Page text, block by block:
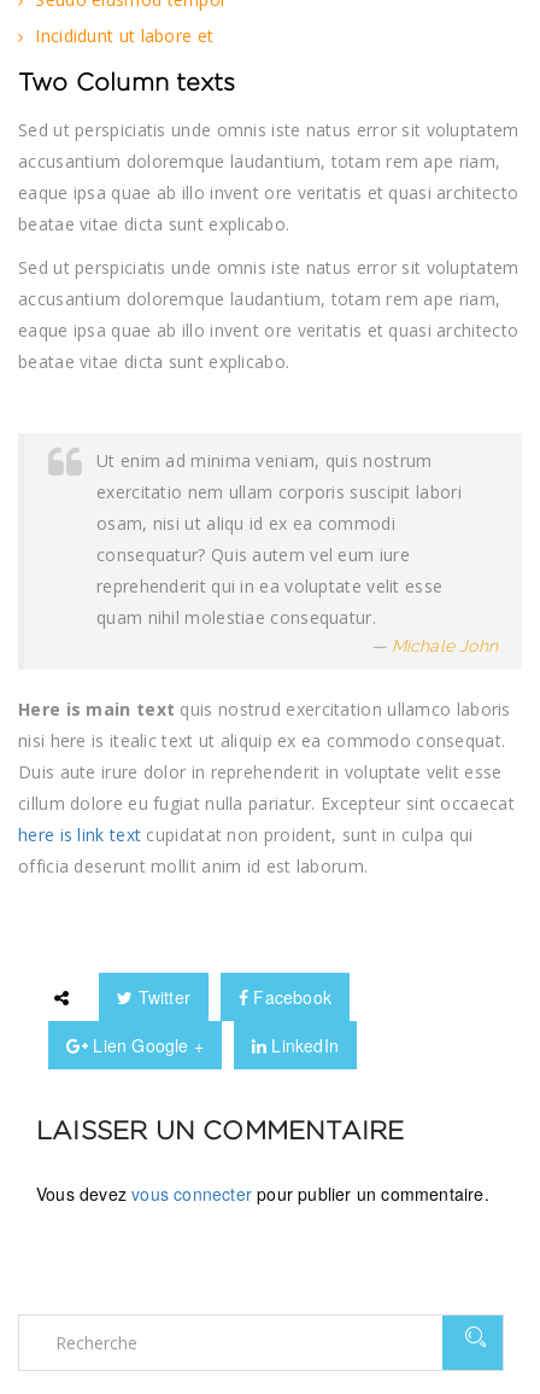
Incididunt ut labore et
Two Column texts
Sed ut perspiciatis unde omnis iste natus error sit voluptatem
accusantium doloremque laudantium, totam rem ape riam,
eaque ipsa quae ab illo invent ore veritatis et quasi architecto
beatae vitae dicta sunt explicabo.
Sed ut perspiciatis unde omnis iste natus error sit voluptatem
accusantium doloremque laudantium, totam rem ape riam,
eaque ipsa quae ab illo invent ore veritatis et quasi architecto
beatae vitae dicta sunt explicabo.
Ut enim ad minima veniam, quis nostrum
exercitatio nem ullam corporis suscipit labori
osam, nisi ut aliqu id ex ea commodi
consequatur? Quis autem vel eum iure
reprehenderit qui in ea voluptate velit esse
quam nihil molestiae consequatur.
Michale John
Here is main text quis nostrud exercitation ullamco laboris
nisi here is itealic text ut aliquip ex ea commodo consequat.
Duis aute irure dolor in reprehenderit in voluptate velit esse
cillum dolore eu fugiat nulla pariatur. Excepteur sint occaecat
here is link text cupidatat non proident, sunt in culpa qui
officia deserunt mollit anim id est laborum.
Twitter
Facebook
Lien Google +
LinkedIn
LAISSER UN COMMENTAIRE
Vous devezvous connecter pour publier un commentaire.